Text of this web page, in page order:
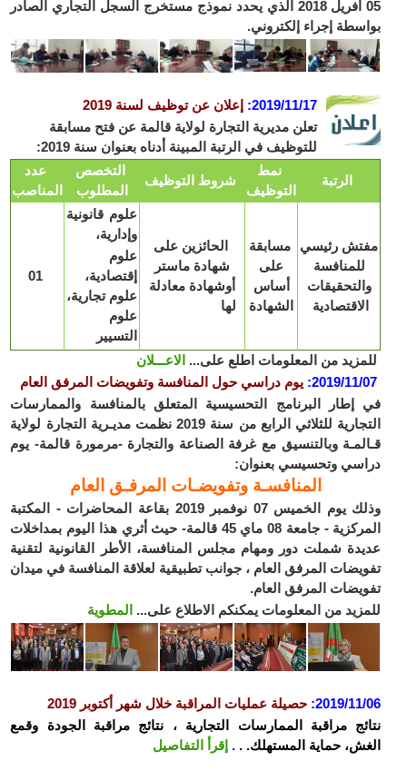
05 أفريل 2018 الذي يحدد نموذج مستخرج السجل التجاري الصادر
بواسطة إجراء إلكتروني.
2019/11/17
: إعلان عن توظيف لسنة 2019
تعلن مديرية التجارة لولاية قالمة عن فتح مسابقة
للتوظيف في الرتبة المبينة أدناه بعنوان سنة 2019:
عدد
المناصب
التخصص
المطلوب
شروط التوظيف
نمط
التوظيف
الرتبة
علوم قانونية
وإدارية،
علوم
إقتصادية،
علوم تجارية،
علوم
التسيير
الحائزين على
شهادة ماستر
أوشهادة معادلة
لها
مسابقة
على
أساس
الشهادة
مفتش رئيسي
للمنافسة
والتحقيقات
الاقتصادية
للمزيد من المعلومات اطلع على... الاعـــلان
2019/11/07
: يوم دراسي حول المنافسة وتفويضات المرفق العام
في إطار البرنامج التحسيسية المتعلق بالمنافسة والممارسات
التجارية للثلاثي الرابع من سنة 2019 نظمت مديـرية التجارة لولاية
قـالمـة وبالتنسيق مع غرفة الصناعة والتجارة -مرمورة قالمة- يوم
دراسي وتحسيسي بعنوان:
المنافسـة وتفويضـات المرفـق العام
وذلك يوم الخميس 07 نوفمبر 2019 بقاعة المحاضرات - المكتبة
المركزية - جامعة 08 ماي 45 قالمة- حيث أثري هذا اليوم بمداخلات
عديدة شملت دور ومهام مجلس المنافسة، الأطر القانونية لتقنية
تفويضات المرفق العام ، جوانب تطبيقية لعلاقة المنافسة في ميدان
تفويضات المرفق العام.
للمزيد من المعلومات يمكنكم الاطلاع على... المطوية
2019/11/06
: حصيلة عمليات المراقبة خلال شهر أكتوبر 2019
نتائج مراقبة الممارسات التجارية ، نتائج مراقبة الجودة وقمع
الغش، حماية المستهلك. . . إقرأ التفاصيل